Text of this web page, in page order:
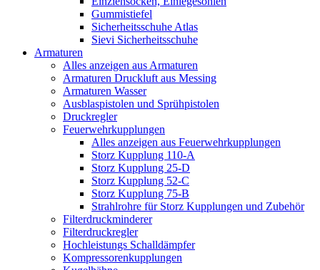
Gummistiefel
Sicherheitsschuhe Atlas
Sievi Sicherheitsschuhe
Armaturen
Alles anzeigen aus Armaturen
Armaturen Druckluft aus Messing
Armaturen Wasser
Ausblaspistolen und Sprühpistolen
Druckregler
Feuerwehrkupplungen
Alles anzeigen aus Feuerwehrkupplungen
Storz Kupplung 110-A
Storz Kupplung 25-D
Storz Kupplung 52-C
Storz Kupplung 75-B
Strahlrohre für Storz Kupplungen und Zubehör
Filterdruckminderer
Filterdruckregler
Hochleistungs Schalldämpfer
Kompressorenkupplungen